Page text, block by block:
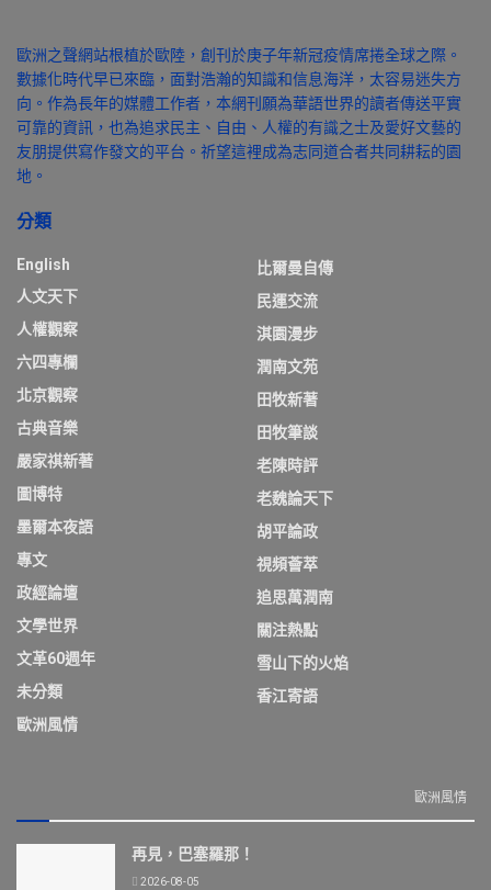
歐洲之聲網站根植於歐陸，創刊於庚子年新冠疫情席捲全球之際。
數據化時代早已來臨，面對浩瀚的知識和信息海洋，太容易迷失方
向。作為長年的媒體工作者，本網刊願為華語世界的讀者傳送平實
可靠的資訊，也為追求民主、自由、人權的有識之士及愛好文藝的
友朋提供寫作發文的平台。祈望這裡成為志同道合者共同耕耘的園
地。
分類
English
人文天下
人權觀察
六四專欄
北京觀察
古典音樂
嚴家祺新著
圖博特
墨爾本夜語
專文
政經論壇
文學世界
文革60週年
未分類
歐洲風情
比爾曼自傳
民運交流
淇園漫步
潤南文苑
田牧新著
田牧筆談
老陳時評
老魏論天下
胡平論政
視頻薈萃
追思萬潤南
關注熱點
雪山下的火焰
香江寄語
歐洲風情
再見，巴塞羅那！
2026-08-05